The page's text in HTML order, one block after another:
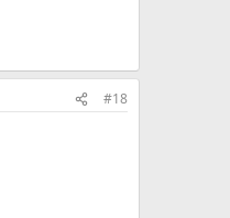
#18